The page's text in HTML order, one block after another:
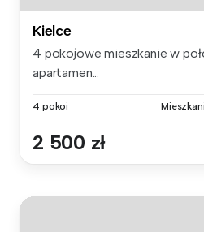
Kielce
4 pokojowe mieszkanie w
apartamen...
4 pokoi
2 500 zł